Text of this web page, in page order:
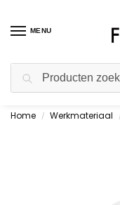
MENU
Gratis ophalen in
Home / Werkmateriaal